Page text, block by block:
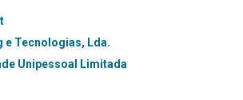
e Tecnologias, Lda.
Unipessoal Limitada